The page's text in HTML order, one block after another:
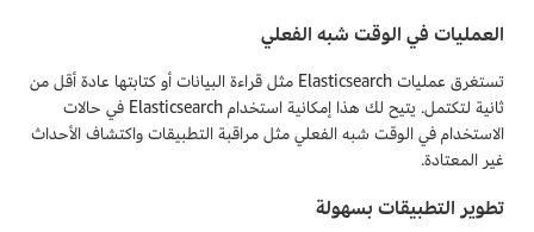
العمليات في الوقت شبه الفعلي
تستغرق عمليات Elasticsearch مثل قراءة البيانات أو كتابتها عادة أقل من
ثانية لتكتمل. يتيح لك هذا إمكانية استخدام Elasticsearch في حالات
الاستخدام في الوقت شبه الفعلي مثل مراقبة التطبيقات واكتشاف الأحداث
غير المعتادة.
تطوير التطبيقات بسهولة